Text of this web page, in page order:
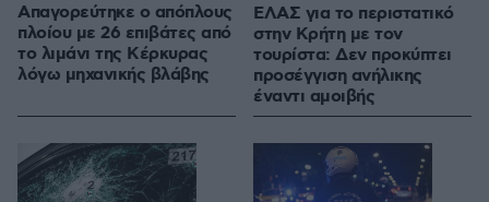
Απαγορεύτηκε ο απόπλους
πλοίου με 26 επιβάτες από
το λιμάνι της Κέρκυρας
λόγω μηχανικής βλάβης
ΕΛΑΣ για το περιστατικό
στην Κρήτη με τον
τουρίστα: Δεν προκύπτει
προσέγγιση ανήλικης
έναντι αμοιβής